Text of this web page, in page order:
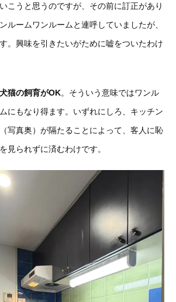
こうと思うのですが、その前に訂正があり
ルームワンルームと連呼していましたが、
。興味を引きたいがために嘘をついたわけ
犬猫の飼育がOK。そういう意味ではワンル
にもなり得ます。いずれにしろ、キッチン
写真奥）が隔たることによって、客人に恥
見られずに済むわけです。